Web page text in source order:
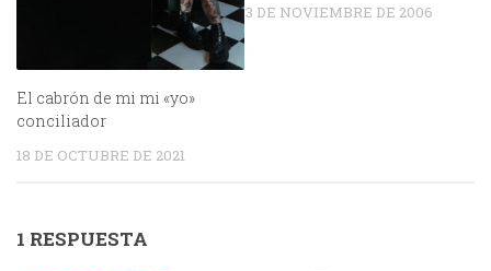
El cabrón de mi mi «yo»
conciliador
18 DE OCTUBRE DE 2021
3 DE NOVIEMBRE DE 2006
1 RESPUESTA